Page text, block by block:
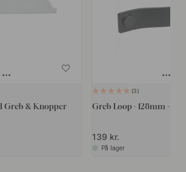
Greb & Knopper
3
Greb Loop - 128mm -
139 kr.
På lager